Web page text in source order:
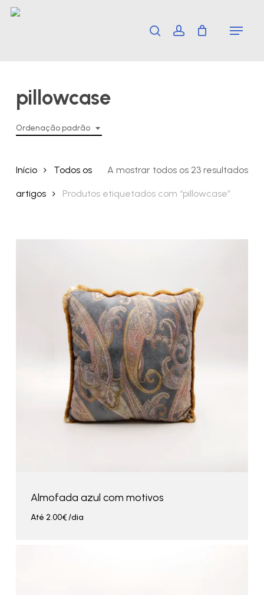
Skip
search account Menu
pillowcase
Ordenação padrão
A mostrar todos os 23 resultados
Início Todos os
artigos Produtos etiquetados com “pillowcase”
Almofada azul com motivos
Até 2.00€/dia